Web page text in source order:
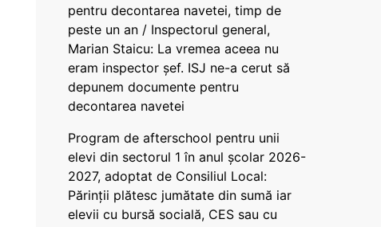
pentru decontarea navetei, timp de
peste un an / Inspectorul general,
Marian Staicu: La vremea aceea nu
eram inspector șef. ISJ ne-a cerut să
depunem documente pentru
decontarea navetei
Program de afterschool pentru unii
elevi din sectorul 1 în anul școlar 2026-
2027, adoptat de Consiliul Local:
Părinții plătesc jumătate din sumă iar
elevii cu bursă socială, CES sau cu